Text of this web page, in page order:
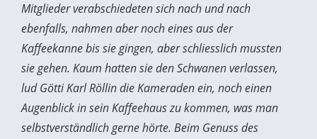
Mitglieder verabschiedeten sich nach und nach
ebenfalls, nahmen aber noch eines aus der
Kaffeekanne bis sie gingen, aber schliesslich mussten
sie gehen. Kaum hatten sie den Schwanen verlassen,
lud Götti Karl Röllin die Kameraden ein, noch einen
Augenblick in sein Kaffeehaus zu kommen, was man
selbstverständlich gerne hörte. Beim Genuss des